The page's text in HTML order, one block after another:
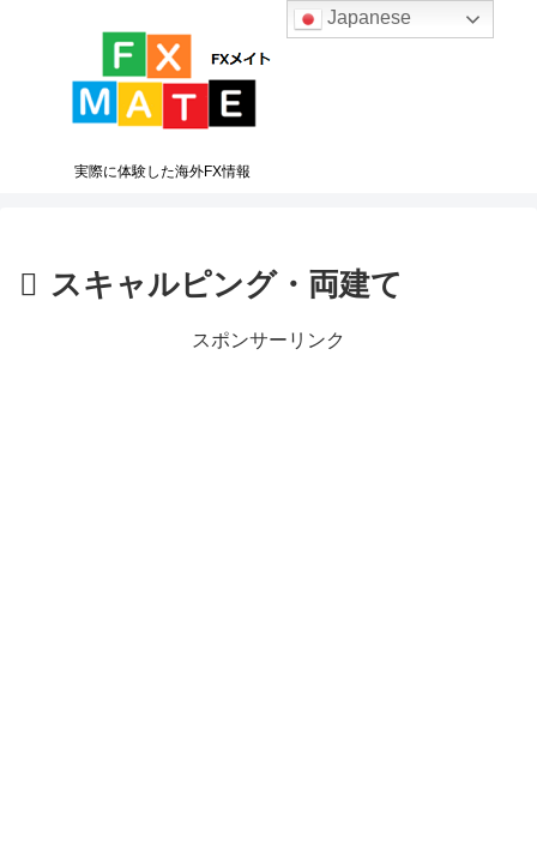
実際に体験した海外FX情報
スキャルピング・両建て
スポンサーリンク
Japanese